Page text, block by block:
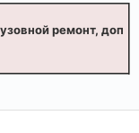
ремонт, доп